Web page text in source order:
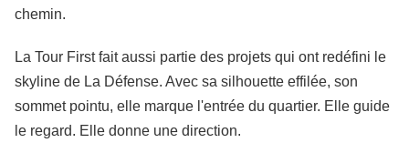
chemin.
La Tour First fait aussi partie des projets qui ont redéfini le
skyline de La Défense. Avec sa silhouette effilée, son
sommet pointu, elle marque l'entrée du quartier. Elle guide
le regard. Elle donne une direction.